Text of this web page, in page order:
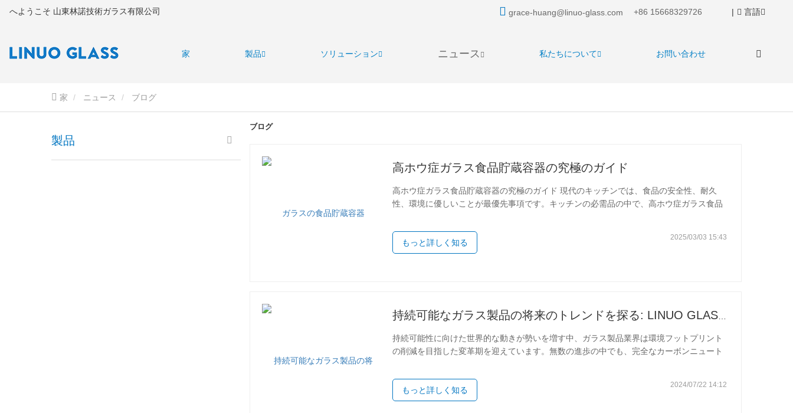
へようこそ 山東林諾技術ガラス有限公司 grace-huang@linuo-glass.com +86 15668329726 | 言語
家 製品 ソリューション ニュース 私たちについて お問い合わせ
家 ニュース ブログ
製品
ブログ
高ホウ症ガラス食品貯蔵容器の究極のガイド
高ホウ症ガラス食品貯蔵容器の究極のガイド 現代のキッチンでは、食品の安全性、耐久
性、環境に優しいことが最優先事項です。キッチンの必需品の中で、高ホウ症ガラス食品
らの容器が食事の準備、保管、調理に革命をもたらしている理由を探りましょう。 **ホウ
ケイ酸塩の高いガラスとは？** ボロケイ酸塩ガラスは、シリカ、三酸化ホウ素、少量のア
ルミナと酸化ナトリウムで構成されるガラスの一種です。そのユニークな構造は、それを
もっと詳しく知る
2025/03/03 15:43
持続可能性に向けた世界的な動きが勢いを増す中、ガラス製品業界は環境フットプリント
の削減を目指した変革期を迎えています。無数の進歩の中でも、完全なカーボンニュート
が際立っています。ガラス業界の大手企業である Shandong Linuo Technical Glass Co.
Ltd. (LINUO GLASS) は、特にキッチンやダイニング用途向けの耐久性のある耐熱ガラス
の分野で、これらのイノベーションの最前線に立っています。 完全なカーボンニュートラ
もっと詳しく知る
2024/07/22 14:12